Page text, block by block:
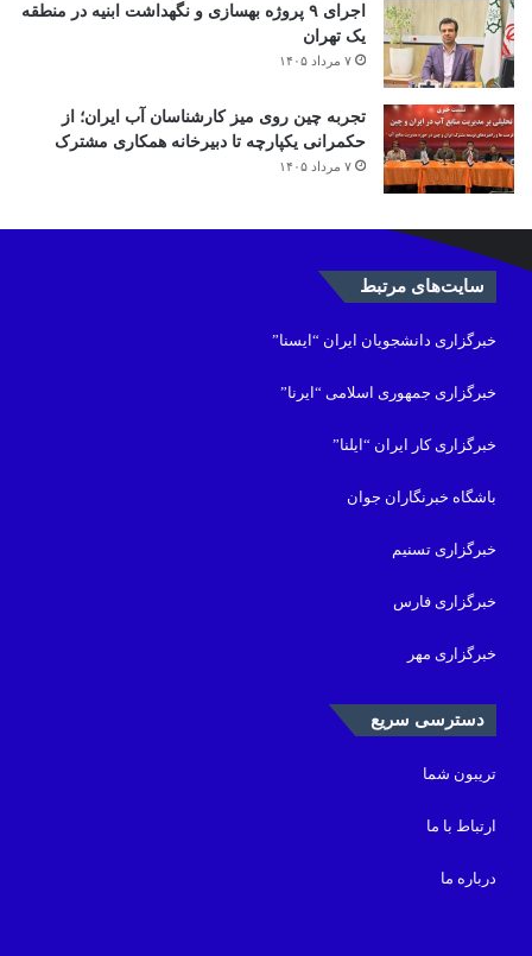
اجرای ۹ پروژه بهسازی و نگهداشت ابنیه در منطقه
یک تهران
۷ مرداد ۱۴۰۵
تجربه چین روی میز کارشناسان آب ایران؛ از
حکمرانی یکپارچه تا دبیرخانه همکاری مشترک
۷ مرداد ۱۴۰۵
سایت‌های مرتبط
خبرگزاری دانشجویان ایران “ایسنا”
خبرگزاری جمهوری اسلامی “ایرنا”
خبرگزاری کار ایران “ایلنا”
باشگاه خبرنگاران جوان
خبرگزاری تسنیم
خبرگزاری فارس
خبرگزاری مهر
دسترسی سریع
تریبون شما
ارتباط با ما
درباره ما